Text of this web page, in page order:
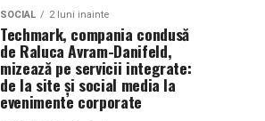
SOCIAL 2 luni inainte
Techmark, compania condusă
de Raluca Avram-Danifeld,
mizează pe servicii integrate:
de la site și social media la
evenimente corporate